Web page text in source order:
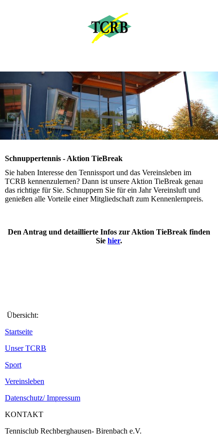
Schnuppertennis - Aktion TieBreak
Sie haben Interesse den Tennissport und das Vereinsleben im
TCRB kennenzulernen? Dann ist unsere Aktion TieBreak genau
das richtige für Sie. Schnuppern Sie für ein Jahr Vereinsluft und
genießen alle Vorteile einer Mitgliedschaft zum Kennenlernpreis.
Den Antrag und detaillierte Infos zur Aktion TieBreak finden
Sie hier.
Übersicht:
Startseite
Unser TCRB
Sport
Vereinsleben
Datenschutz/ Impressum
KONTAKT
Tennisclub Rechberghausen- Birenbach e.V.